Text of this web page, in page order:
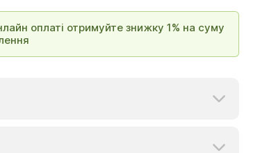
оплаті отримуйте знижку 1% на суму